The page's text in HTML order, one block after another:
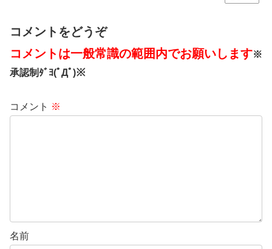
コメントをどうぞ
コメントは一般常識の範囲内でお願いします※
承認制ﾀﾞﾖ(ﾟДﾟ)※
コメント ※
名前